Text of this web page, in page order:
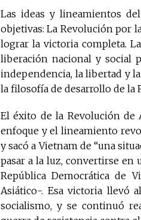
Las ideas y lineamientos
objetivas: La Revolución por
lograr la victoria completa.
liberación nacional y social
independencia, la libertad y
la filosofía de desarrollo de la
El éxito de la Revolución de
enfoque y el lineamiento
y sacó a Vietnam de “una
pasar a la luz, convertirse en
República Democrática de
Asiático-. Esa victoria llevó
socialismo, y se continuó